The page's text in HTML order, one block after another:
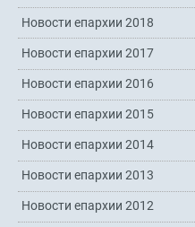
Новости епархии 2018
Новости епархии 2017
Новости епархии 2016
Новости епархии 2015
Новости епархии 2014
Новости епархии 2013
Новости епархии 2012